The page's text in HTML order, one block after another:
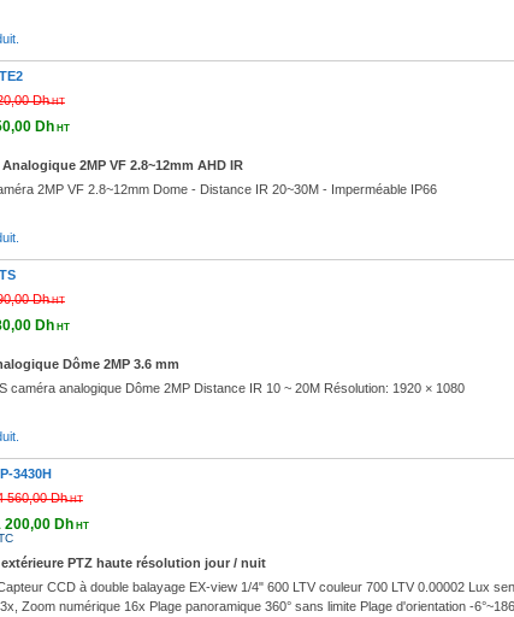
DhHT
DhHT
2MP VF 2.8~12mm AHD IR
2MP VF 2.8~12mm Dome - Distance IR 20~30M - Imperméable IP66
DhHT
DhHT
Dôme 2MP 3.6 mm
caméra analogique Dôme 2MP Distance IR 10 ~ 20M Résolution: 1920 × 1080
3430H
560,00 DhHT
200,00 DhHT
PTZ haute résolution jour / nuit
CCD à double balayage EX-view 1/4" 600 LTV couleur 700 LTV 0.00002 Lux
Zoom numérique 16x Plage panoramique 360° sans limite Plage d'orientation -